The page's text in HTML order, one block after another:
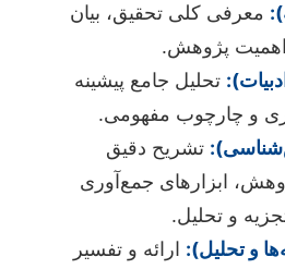
معرفی کلی تحقیق، بیان
پژوهش.
تحلیل جامع پیشینه
و چارچوب مفهومی.
تشریح دقیق
ابزارهای جمع‌آوری
و تحلیل.
و تحلیل): ارائه و تفسیر